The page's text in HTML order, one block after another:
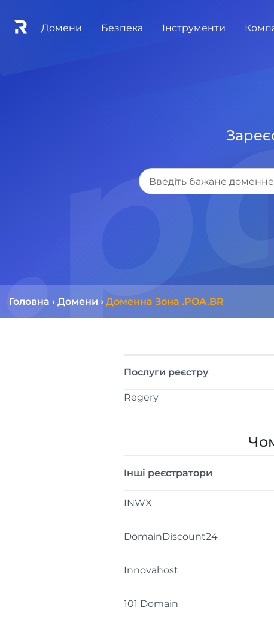
Домени Безпека Інструменти
Головна › Домени › Доменна Зона .POA.BR
Послуги реєстру
Regery
Інші реєстратори
INWX
DomainDiscount24
Innovahost
101 Domain